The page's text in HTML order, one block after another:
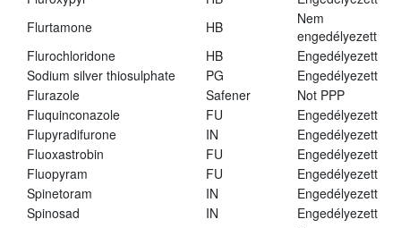
Flurtamone
HB
Nem
engedélyezett
Flurochloridone
HB
Engedélyezett
Sodium silver thiosulphate
PG
Engedélyezett
Flurazole
Safener
Not PPP
Fluquinconazole
FU
Engedélyezett
Flupyradifurone
IN
Engedélyezett
Fluoxastrobin
FU
Engedélyezett
Fluopyram
FU
Engedélyezett
Spinetoram
IN
Engedélyezett
Spinosad
IN
Engedélyezett